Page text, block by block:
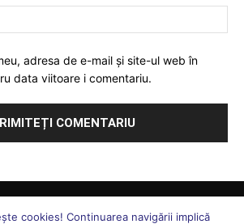
adresa de e-mail și site-ul web în
data viitoare i comentariu.
Ați întrebat, vă răspundem
Sănătate
Uniunea Forța Legii Statut Uniune
cookies! Continuarea navigării implică